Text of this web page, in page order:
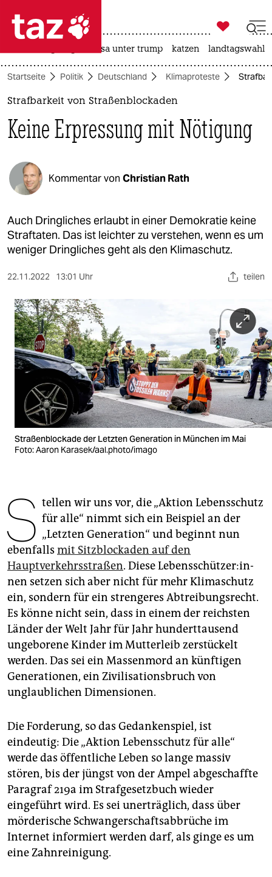
 taz zahl ich
taz zahl ich
politik
öko
gesellschaft
kultur
sport
berlin
nord
wahrheit
verlag
veranstaltungen
shop
fragen & hilfe
abo
genossenschaft
epaper login

taz zahl ich
usa unter trump katzen landtagswahl
Startseite Politik Deutschland Klimaproteste
Strafbarkeit von Straßenblockaden
Keine Erpressung mit Nötigung
Kommentar von Christian Rath
Auch Dringliches erlaubt in einer Demokratie keine
Straftaten. Das ist leichter zu verstehen, wenn es um
weniger Dringliches geht als den Klimaschutz.
22.11.2022 13:01 Uhr teilen
Straßenblockade der Letzten Generation in München im Mai
Foto: Aaron Karasek/aal.photo/imago
S tellen wir uns vor, die „Aktion Lebensschutz
für alle“ nimmt sich ein Beispiel an der
„Letzten Generation“ und beginnt nun
ebenfalls mit Sitzblockaden auf den
Hauptverkehrsstraßen. Diese Le­bens­schüt­ze­r:in­
nen setzen sich aber nicht für mehr Klimaschutz
ein, sondern für ein strengeres Abtreibungsrecht.
Es könne nicht sein, dass in einem der reichsten
Länder der Welt Jahr für Jahr hunderttausend
ungeborene Kinder im Mutterleib zerstückelt
werden. Das sei ein Massenmord an künftigen
Generationen, ein Zivilisationsbruch von
unglaublichen Dimensionen.
Die Forderung, so das Gedankenspiel, ist
eindeutig: Die „Aktion Lebensschutz für alle“
werde das öffentliche Leben so lange massiv
stören, bis der jüngst von der Ampel abgeschaffte
Paragraf 219a im Strafgesetzbuch wieder
eingeführt wird. Es sei unerträglich, dass über
mörderische Schwangerschaftsabbrüche im
Internet informiert werden darf, als ginge es um
eine Zahnreinigung.